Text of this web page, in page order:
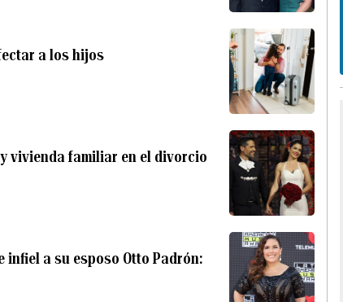
a los hijos
vivienda familiar en el divorcio
infiel a su esposo Otto Padrón: